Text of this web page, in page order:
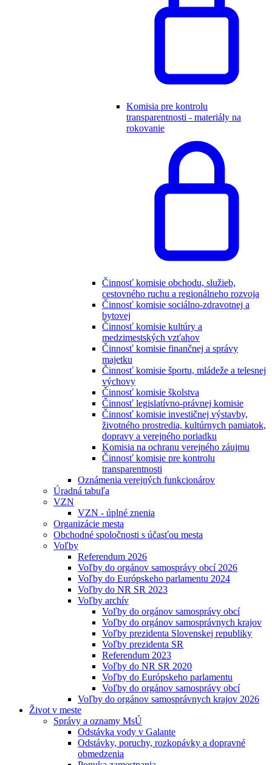
Komisia pre kontrolu
transparentnosti - materiály na
rokovanie
Činnosť komisie obchodu, služieb,
cestovného ruchu a regionálneho rozvoja
Činnosť komisie sociálno-zdravotnej a
bytovej
Činnosť komisie kultúry a
medzimestských vzťahov
Činnosť komisie finančnej a správy
majetku
Činnosť komisie športu, mládeže a telesnej
výchovy
Činnosť komisie školstva
Činnosť legislatívno-právnej komisie
Činnosť komisie investičnej výstavby,
životného prostredia, kultúrnych pamiatok,
dopravy a verejného poriadku
Komisia na ochranu verejného záujmu
Činnosť komisie pre kontrolu
transparentnosti
Oznámenia verejných funkcionárov
Úradná tabuľa
VZN
VZN - úplné znenia
Organizácie mesta
Obchodné spoločnosti s účasťou mesta
Voľby
Referendum 2026
Voľby do orgánov samosprávy obcí 2026
Voľby do Európskeho parlamentu 2024
Voľby do NR SR 2023
Voľby archív
Voľby do orgánov samosprávy obcí
Voľby do orgánov samosprávnych krajov
Voľby prezidenta Slovenskej republiky
Voľby prezidenta SR
Referendum 2023
Voľby do NR SR 2020
Voľby do Európskeho parlamentu
Voľby do orgánov samosprávy obcí
Voľby do orgánov samosprávnych krajov 2026
Život v meste
Správy a oznamy MsÚ
Odstávka vody v Galante
Odstávky, poruchy, rozkopávky a dopravné
obmedzenia